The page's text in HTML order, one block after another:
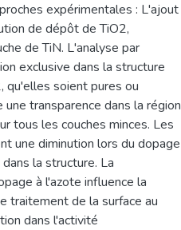
expérimentales : L'ajout
de dépôt de TiO2,
de TiN. L'analyse par
exclusive dans la structure
qu'elles soient pures ou
transparence dans la région
tous les couches minces. Les
une diminution lors du dopage
la structure. La
à l'azote influence la
traitement de la surface au
dans l'activité